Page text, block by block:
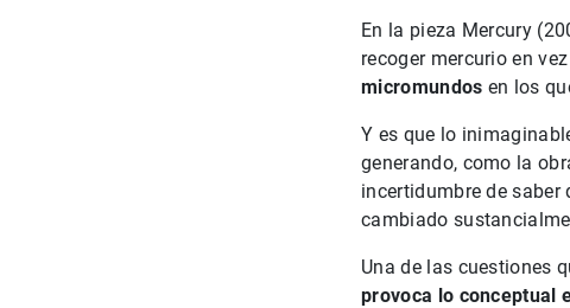
En la pieza Mercury
recoger mercurio en
micromundos en los
Y es que lo
generando, como la
incertidumbre de saber
cambiado
Una de las cuestiones
provoca lo conceptual